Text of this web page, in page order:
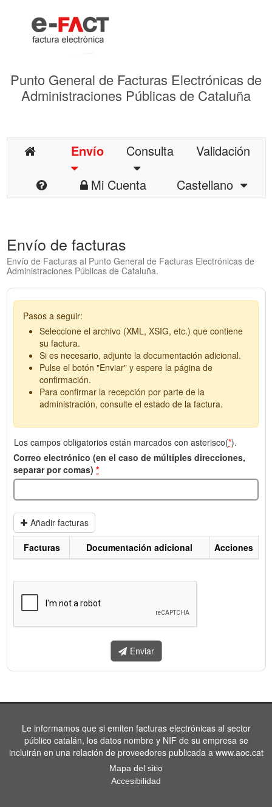
Punto General de Facturas Electrónicas de
Administraciones Públicas de Cataluña
Envío Consulta
Validación
Mi Cuenta
Castellano
Envío de facturas
Envío de Facturas al Punto General de Facturas Electrónicas de
Administraciones Públicas de Cataluña.
Pasos a seguir:
Seleccione el archivo (XML, XSIG, etc.) que contiene
su factura.
Si es necesario, adjunte la documentación adicional.
Pulse el botón "Enviar" y espere la página de
confirmación.
Para confirmar la recepción por parte de la
administración, consulte el estado de la factura.
Los campos obligatorios están marcados con asterisco(*).
Correo electrónico (en el caso de múltiples direcciones,
separar por comas) *
Añadir facturas
enviar.
Facturas Documentación adicional Acciones
Enviar
Le informamos que si emiten facturas electrónicas al sector
público catalán, los datos nombre y NIF de su empresa se
incluirán en una relación de proveedores publicada a www.aoc.cat
Mapa del sitio
Accesibilidad